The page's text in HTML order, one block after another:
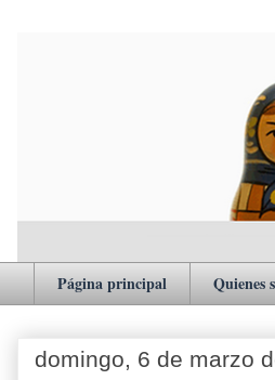
Página principal Quienes
domingo, 6 de marzo